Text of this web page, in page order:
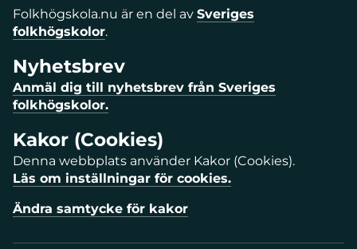
Folkhögskola.nu är en del av Sveriges
folkhögskolor.
Nyhetsbrev
Anmäl dig till nyhetsbrev från Sveriges
folkhögskolor.
Kakor (Cookies)
Denna webbplats använder Kakor (Cookies).
Läs om inställningar för cookies.
Ändra samtycke för kakor